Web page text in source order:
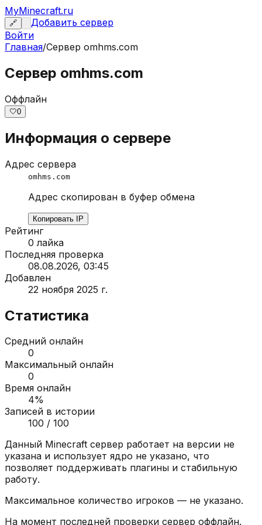
MyMinecraft.ru
🔗
Добавить сервер
Войти
Главная/Сервер omhms.com
Сервер omhms.com
Оффлайн
🤍0
Информация о сервере
Адрес сервера
omhms.com
Адрес скопирован в буфер обмена
Копировать IP
Рейтинг
0 лайка
Последняя проверка
08.08.2026, 03:45
Добавлен
22 ноября 2025 г.
Статистика
Средний онлайн
0
Максимальный онлайн
0
Время онлайн
4%
Записей в истории
100 / 100
Данный Minecraft сервер работает на версии не
указана и использует ядро не указано, что
позволяет поддерживать плагины и стабильную
работу.
Максимальное количество игроков — не указано.
На момент последней проверки сервер оффлайн.